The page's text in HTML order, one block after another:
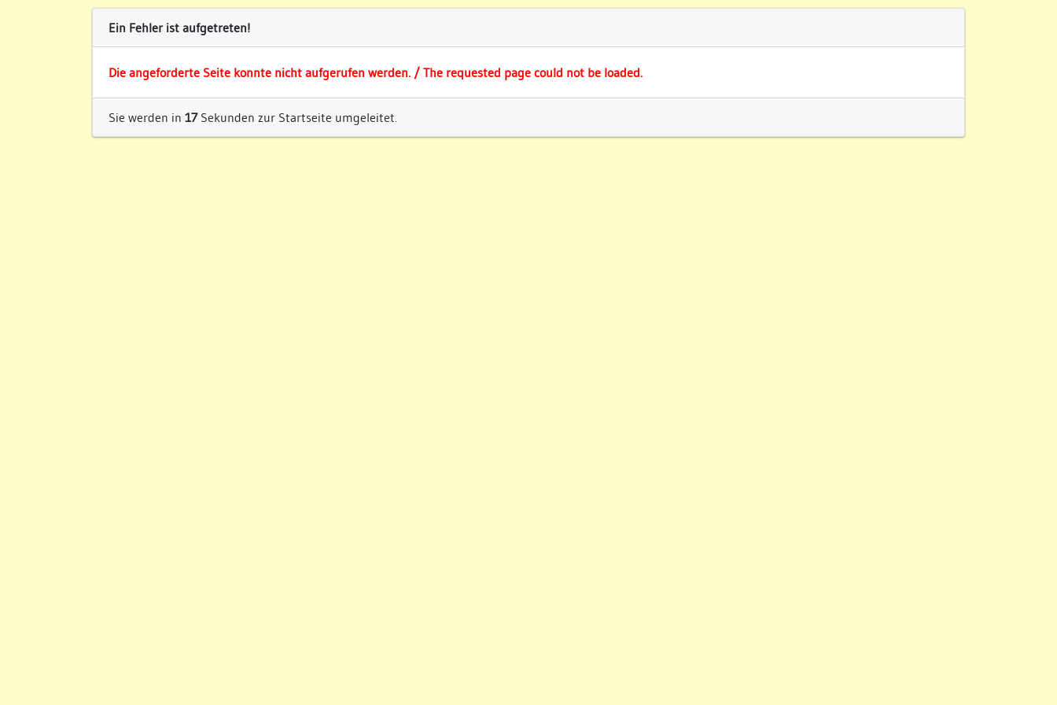
Ein Fehler ist aufgetreten!
Die angeforderte Seite konnte nicht aufgerufen werden. / The requested page could not be loaded.
Sie werden in 17Sekunden zur Startseite umgeleitet.